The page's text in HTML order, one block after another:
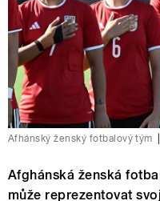
Afhánský ženský fotbalový tým
Afghánská ženská
může reprezentovat